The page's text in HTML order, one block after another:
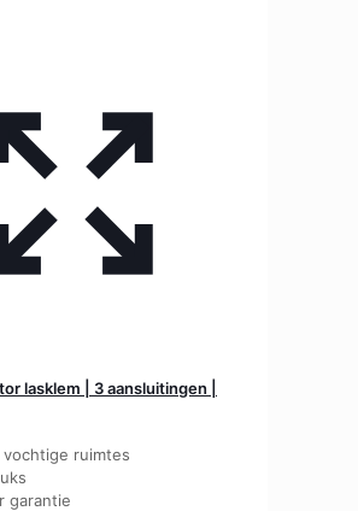
lasklem | 3 aansluitingen |
vochtige ruimtes
garantie